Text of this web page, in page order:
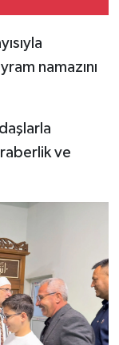
namazını
ve